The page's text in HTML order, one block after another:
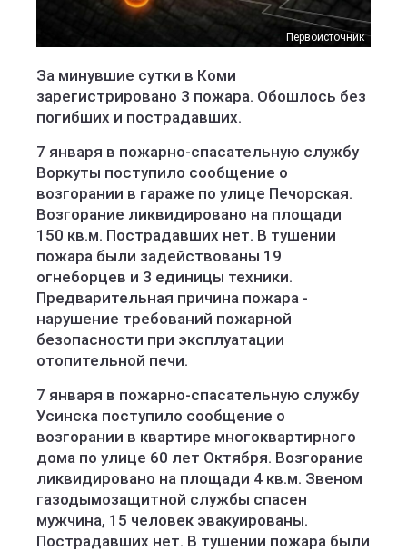
Первоисточник
За минувшие сутки в Коми
зарегистрировано 3 пожара. Обошлось без
погибших и пострадавших.
7 января в пожарно-спасательную службу
Воркуты поступило сообщение о
возгорании в гараже по улице Печорская.
Возгорание ликвидировано на площади
150 кв.м. Пострадавших нет. В тушении
пожара были задействованы 19
огнеборцев и 3 единицы техники.
Предварительная причина пожара -
нарушение требований пожарной
безопасности при эксплуатации
отопительной печи.
7 января в пожарно-спасательную службу
Усинска поступило сообщение о
возгорании в квартире многоквартирного
дома по улице 60 лет Октября. Возгорание
ликвидировано на площади 4 кв.м. Звеном
газодымозащитной службы спасен
мужчина, 15 человек эвакуированы.
Пострадавших нет. В тушении пожара были